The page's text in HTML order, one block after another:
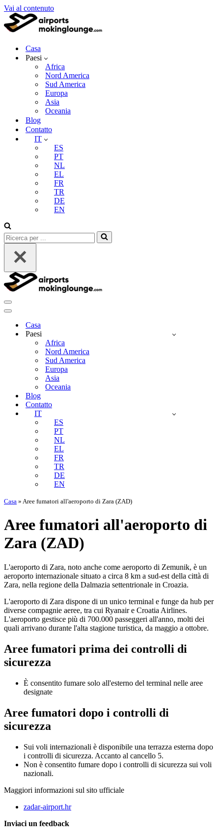
Vai al contenuto
Casa
Paesi
Africa
Nord America
Sud America
Europa
Asia
Oceania
Blog
Contatto
IT
ES
PT
NL
EL
FR
TR
DE
EN
Ricerca
per
Menu
di
Menu
navigazione
Casa
Paesi
Africa
Nord America
Sud America
Europa
Asia
Oceania
Blog
Contatto
IT
ES
PT
NL
EL
FR
TR
DE
EN
Casa » Aree fumatori all'aeroporto di Zara (ZAD)
Aree fumatori all'aeroporto di
Zara (ZAD)
L'aeroporto di Zara, noto anche come aeroporto di Zemunik, è un
aeroporto internazionale situato a circa 8 km a sud-est della città di
Zara, nella regione della Dalmazia settentrionale in Croazia.
L'aeroporto di Zara dispone di un unico terminal e funge da hub per
diverse compagnie aeree, tra cui Ryanair e Croatia Airlines.
L'aeroporto gestisce più di 700.000 passeggeri all'anno, molti dei
quali arrivano durante l'alta stagione turistica, da maggio a ottobre.
Aree fumatori prima dei controlli di
sicurezza
È consentito fumare solo all'esterno del terminal nelle aree
designate
Aree fumatori dopo i controlli di
sicurezza
Sui voli internazionali è disponibile una terrazza esterna dopo
i controlli di sicurezza. Accanto al cancello 5.
Non è consentito fumare dopo i controlli di sicurezza sui voli
nazionali.
Maggiori informazioni sul sito ufficiale
zadar-airport.hr
Inviaci un feedback